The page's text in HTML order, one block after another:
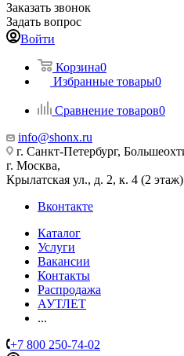
Заказать звонок
Задать вопрос
Войти
Корзина0
Избранные товары0
Сравнение товаров0
info@shonx.ru
г. Санкт-Петербург,
г. Москва,
Крылатская ул., д. 2, к. 4 (2 этаж)
Вконтакте
Каталог
Услуги
Вакансии
Контакты
Распродажа
АУТЛЕТ
...
+7 800 250-74-02